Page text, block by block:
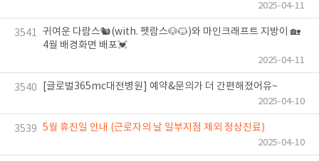
2025-04-11
3541 귀여운 다람스🐿(with. 펫람스🐶🐱)와 마인크래프트 지방이 🏡
4월 배경화면 배포💓
2025-04-11
3540 [글로벌365mc대전병원] 예약&문의가 더 간편해졌어유~
2025-04-10
3539 5월 휴진일 안내 (근로자의 날 일부지점 제외 정상진료)
2025-04-10